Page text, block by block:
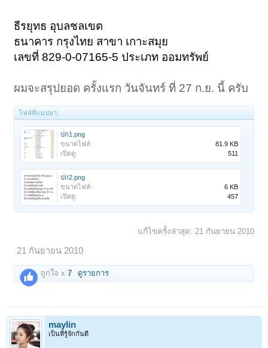
ธีรยุทธ อุบลชลเขต
ธนาคาร กรุงไทย สาขา เกาะสมุย
เลขที่ 829-0-07165-5 ประเภท ออมทรัพย์
ผมจะสรุปยอด ครั้งแรก วันจันทร์ ที่ 27 ก.ย. นี้ ครับ
ไฟล์ที่แนบมา:
ปก1.png
ขนาดไฟล์:
81.9 KB
เปิดดู:
511
ปก2.png
ขนาดไฟล์:
6 KB
เปิดดู:
457
แก้ไขครั้งล่าสุด: 21 กันยายน 2010
21 กันยายน 2010
ถูกใจ x7 ดูรายการ
maylin
เป็นที่รู้จักกันดี